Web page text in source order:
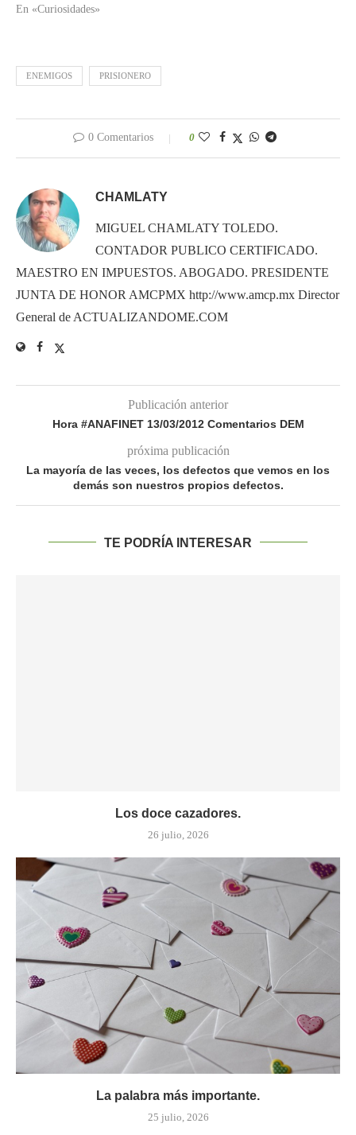
En «Curiosidades»
ENEMIGOS PRISIONERO
0 Comentarios 0
CHAMLATY
MIGUEL CHAMLATY TOLEDO.
CONTADOR PUBLICO CERTIFICADO.
MAESTRO EN IMPUESTOS. ABOGADO. PRESIDENTE
JUNTA DE HONOR AMCPMX http://www.amcp.mx Director
General de ACTUALIZANDOME.COM
Publicación anterior
Hora #ANAFINET 13/03/2012 Comentarios DEM
próxima publicación
La mayoría de las veces, los defectos que vemos en los
demás son nuestros propios defectos.
TE PODRÍA INTERESAR
Los doce cazadores.
26 julio, 2026
La palabra más importante.
25 julio, 2026